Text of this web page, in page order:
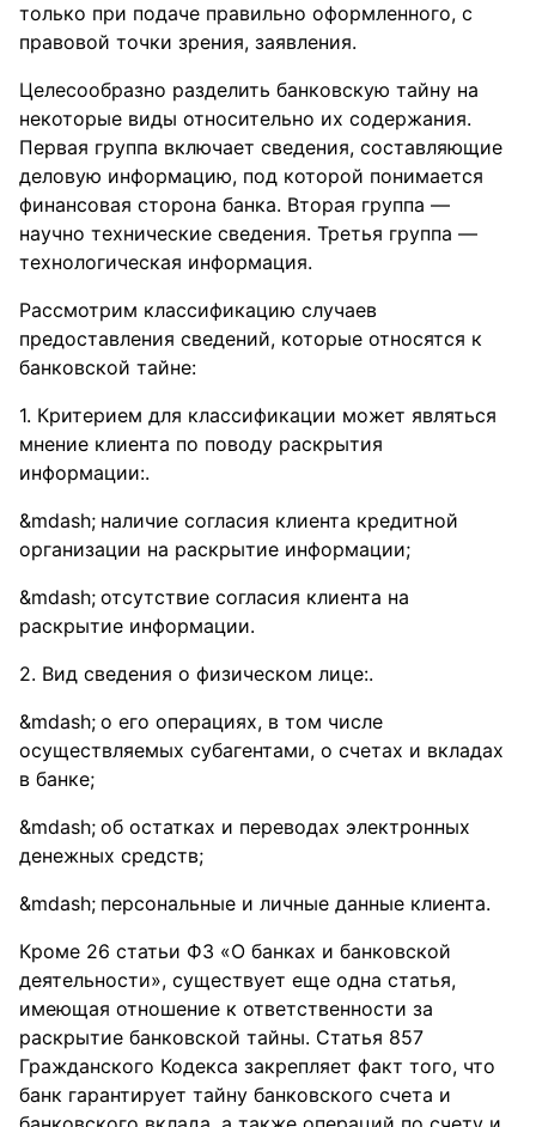
только при подаче правильно оформленного, с
правовой точки зрения, заявления.
Целесообразно разделить банковскую тайну на
некоторые виды относительно их содержания.
Первая группа включает сведения, составляющие
деловую информацию, под которой понимается
финансовая сторона банка. Вторая группа —
научно технические сведения. Третья группа —
технологическая информация.
Рассмотрим классификацию случаев
предоставления сведений, которые относятся к
банковской тайне:
1. Критерием для классификации может являться
мнение клиента по поводу раскрытия
информации:.
наличие согласия клиента кредитной
организации на раскрытие информации;
отсутствие согласия клиента на
раскрытие информации.
2. Вид сведения о физическом лице:.
о его операциях, в том числе
осуществляемых субагентами, о счетах и вкладах
в банке;
об остатках и переводах электронных
денежных средств;
персональные и личные данные клиента.
Кроме 26 статьи ФЗ «О банках и банковской
деятельности», существует еще одна статья,
имеющая отношение к ответственности за
раскрытие банковской тайны. Статья 857
Гражданского Кодекса закрепляет факт того, что
банк гарантирует тайну банковского счета и